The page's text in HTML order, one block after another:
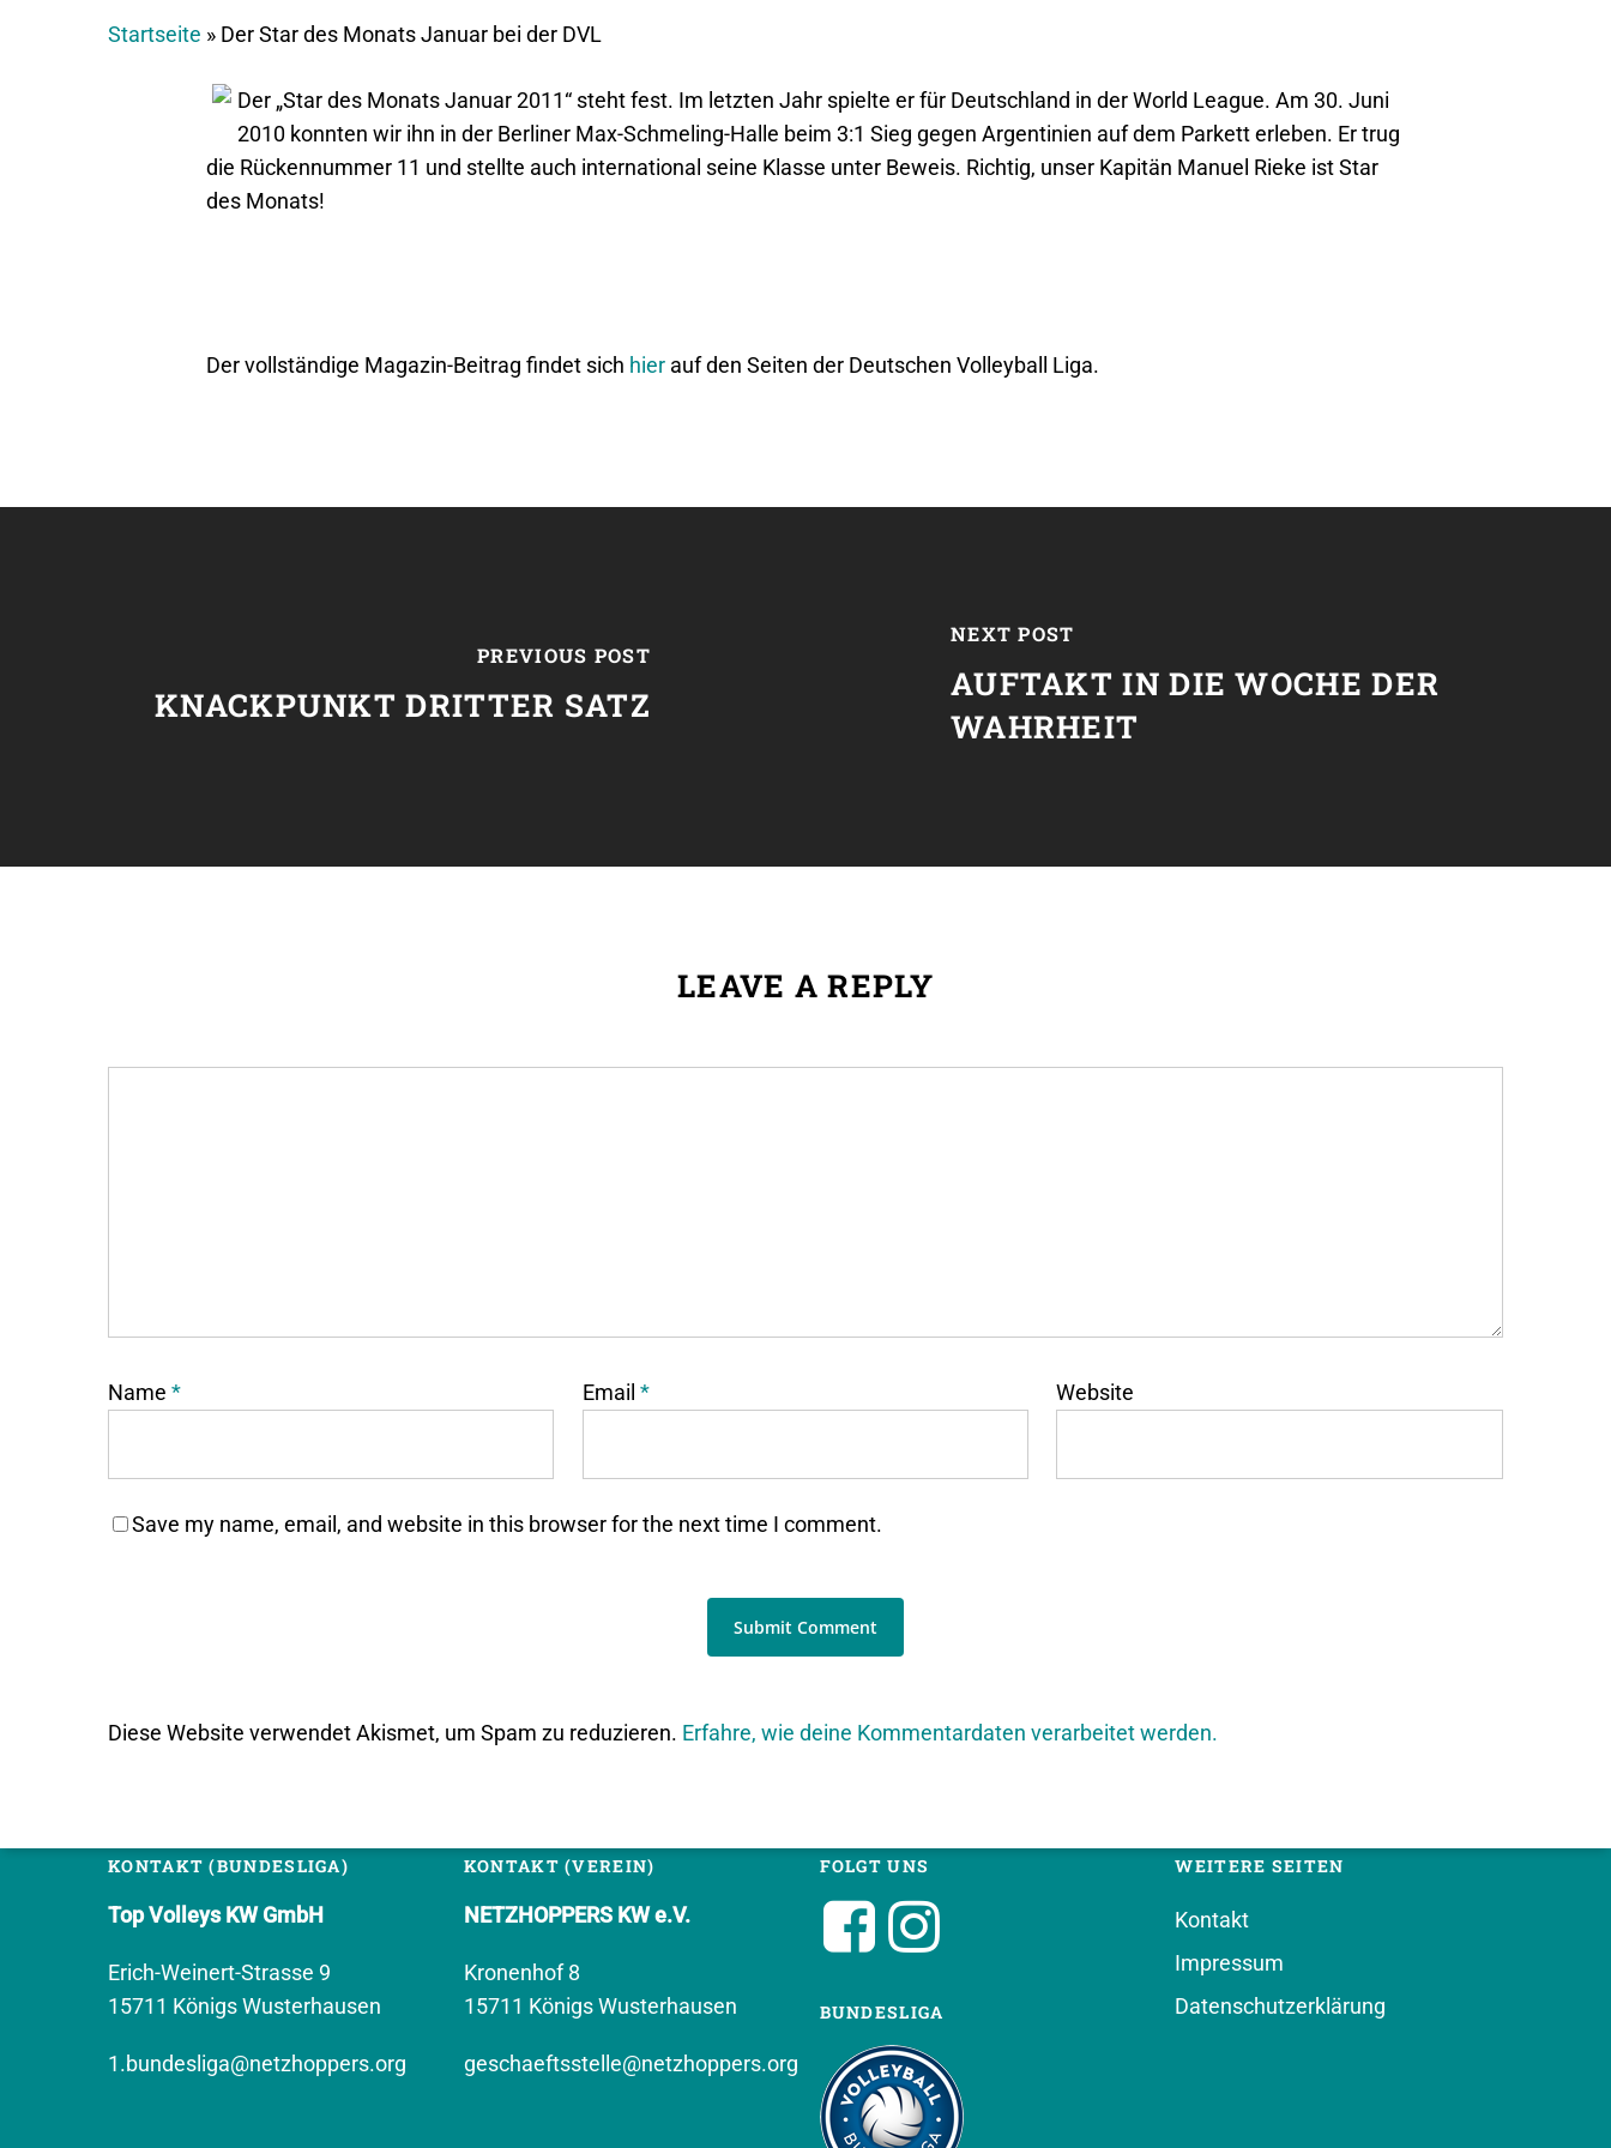
Startseite » Der Star des Monats Januar bei der DVL
Der „Star des Monats Januar 2011“ steht fest. Im letzten Jahr spielte er für Deutschland in der World League. Am 30. Juni
2010 konnten wir ihn in der Berliner Max-Schmeling-Halle beim 3:1 Sieg gegen Argentinien auf dem Parkett erleben. Er trug
die Rückennummer 11 und stellte auch international seine Klasse unter Beweis. Richtig, unser Kapitän Manuel Rieke ist Star
des Monats!
Der vollständige Magazin-Beitrag findet sich hier auf den Seiten der Deutschen Volleyball Liga.
PREVIOUS POST
KNACKPUNKT DRITTER SATZ
NEXT POST
AUFTAKT IN DIE WOCHE DER
WAHRHEIT
LEAVE A REPLY
Name * Email * Website
Save my name, email, and website in this browser for the next time I comment.
Diese Website verwendet Akismet, um Spam zu reduzieren. Erfahre, wie deine Kommentardaten verarbeitet werden.
KONTAKT (BUNDESLIGA)
Top Volleys KW GmbH
Erich-Weinert-Strasse 9
15711 Königs Wusterhausen
1.bundesliga@netzhoppers.org
KONTAKT (VEREIN)
NETZHOPPERS KW e.V.
Kronenhof 8
15711 Königs Wusterhausen
geschaeftsstelle@netzhoppers.org
FOLGT UNS
BUNDESLIGA
WEITERE SEITEN
Kontakt
Impressum
Datenschutzerklärung